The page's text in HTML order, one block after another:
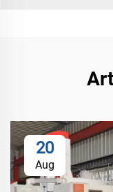
20
Aug